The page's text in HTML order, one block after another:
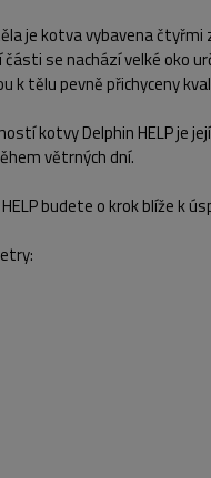
je kotva vybavena
části se nachází velké oko
k tělu pevně přichyceny
kotvy Delphin HELP je
větrných dní.
budete o krok blíže k